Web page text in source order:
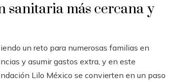
sanitaria más cercana y
un reto para numerosas familias en
y asumir gastos extra, y en este
Lilo México se convierten en un paso